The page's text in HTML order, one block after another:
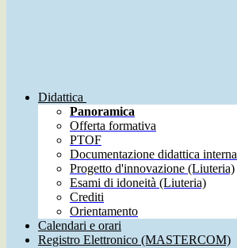
Didattica
Panoramica
Offerta formativa
PTOF
Documentazione didattica interna
Progetto d'innovazione (Liuteria)
Esami di idoneità (Liuteria)
Crediti
Orientamento
Calendari e orari
Registro Elettronico (MASTERCOM)